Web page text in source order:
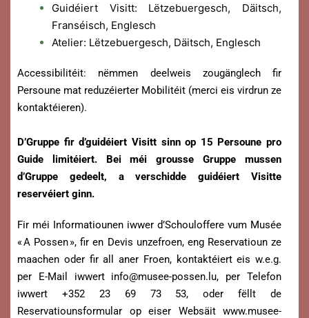
Guidéiert Visitt: Lëtzebuergesch, Däitsch,
Franséisch, Englesch
Atelier: Lëtzebuergesch, Däitsch, Englesch
Accessibilitéit: nëmmen deelweis zougänglech fir
Persoune mat reduzéierter Mobilitéit (merci eis virdrun ze
kontaktéieren).
D’Gruppe fir d’guidéiert Visitt sinn op 15 Persoune pro
Guide limitéiert. Bei méi grousse Gruppe mussen
d’Gruppe gedeelt, a verschidde guidéiert Visitte
reservéiert ginn.
Fir méi Informatiounen iwwer d’Schouloffere vum Musée
« A Possen », fir en Devis unzefroen, eng Reservatioun ze
maachen oder fir all aner Froen, kontaktéiert eis w.e.g.
per E-Mail iwwert info@musee-possen.lu, per Telefon
iwwert +352 23 69 73 53, oder fëllt de
Reservatiounsformular op eiser Websäit www.musee-